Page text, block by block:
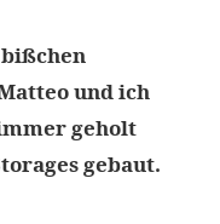
und ich
geholt
gebaut.